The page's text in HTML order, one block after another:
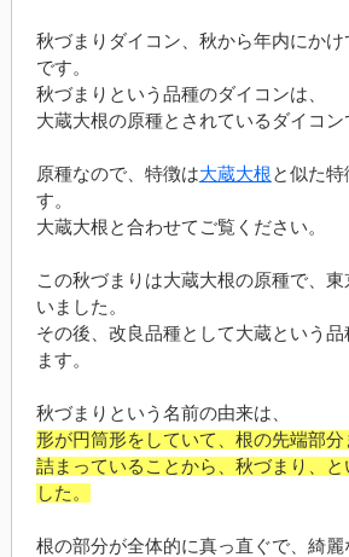
秋づまりダイコン、秋から年内にか
です。
秋づまりという品種のダイコンは、
大蔵大根の原種とされているダイコン
原種なので、特徴は大蔵大根と似た特
す。
大蔵大根と合わせてご覧ください。
この秋づまりは大蔵大根の原種で、
いました。
その後、改良品種として大蔵という
ます。
秋づまりという名前の由来は、
形が円筒形をしていて、根の先端部分
詰まっていることから、秋づまり、と
した。
根の部分が全体的に真っ直ぐで、綺麗